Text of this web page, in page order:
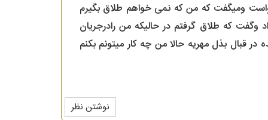
ومیگفت که من که نمی خواهم طلاق بگیرم
که طلاق گرفتم در حالیکه من رادرجریان
قبال بذل مهریه حالا من چه کار میتونم بکنم
نوشتن نظر